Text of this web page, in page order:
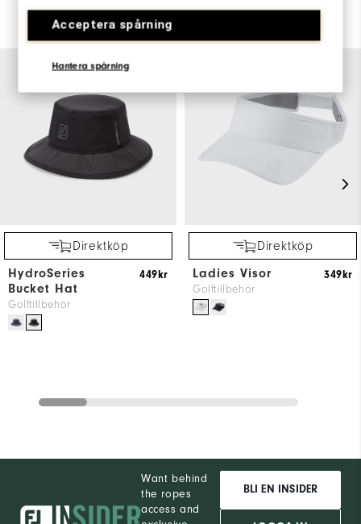
Acceptera spårning
Hantera spårning
Du kanske också gillar
Direktköp
HydroSeries
Bucket Hat
Golftillbehör
449kr
Direktköp
Ladies Visor
Golftillbehör
349kr
Want behind
the ropes
access and
BLI EN INSIDER